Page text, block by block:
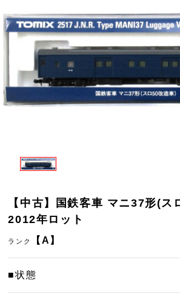
【中古】国鉄客車 マニ37形(ス
2012年ロット
ランク 【A】
■状態